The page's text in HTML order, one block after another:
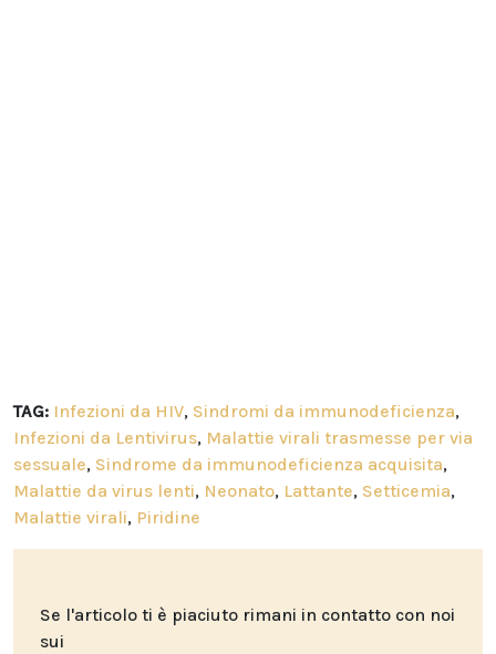
TAG: Infezioni da HIV, Sindromi da immunodeficienza,
Infezioni da Lentivirus, Malattie virali trasmesse per via
sessuale, Sindrome da immunodeficienza acquisita,
Malattie da virus lenti, Neonato, Lattante, Setticemia,
Malattie virali, Piridine
Se l'articolo ti è piaciuto rimani in contatto con noi
sui